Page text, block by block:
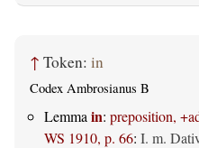
↑ Token: in
Codex Ambrosianus B
Lemma in: preposition,
WS 1910, p. 66: I. m.